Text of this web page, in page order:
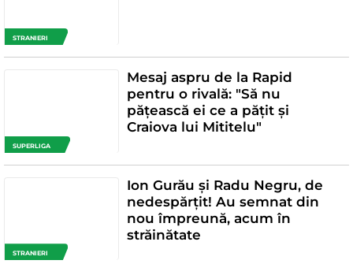
STRANIERI
SUPERLIGA
Mesaj aspru de la Rapid
pentru o rivală: "Să nu
pățească ei ce a pățit și
Craiova lui Mititelu"
STRANIERI
Ion Gurău și Radu Negru, de
nedespărțit! Au semnat din
nou împreună, acum în
străinătate